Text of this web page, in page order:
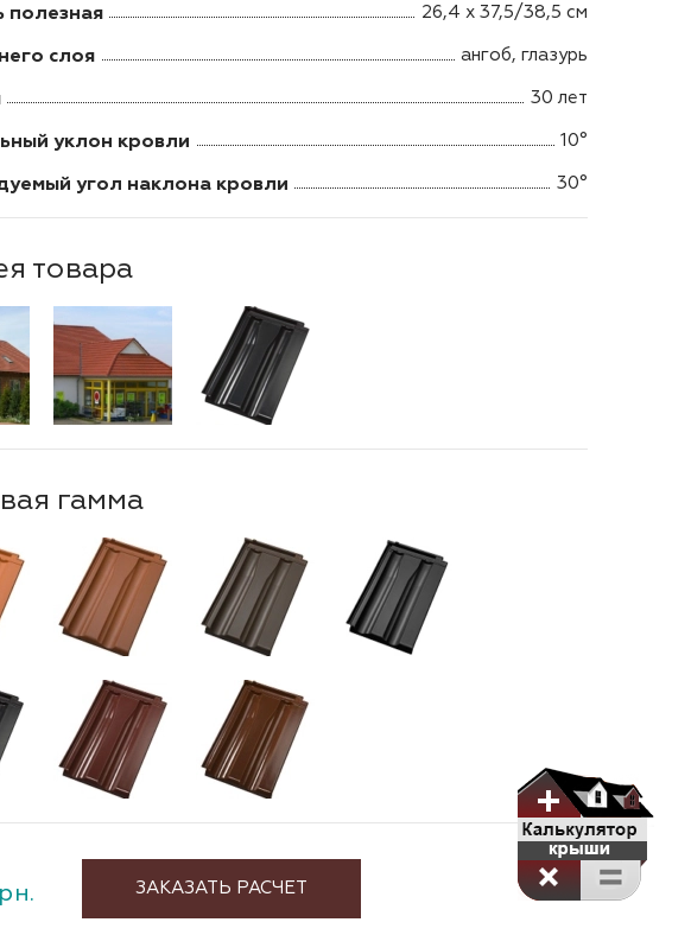
26,4 х 37,5/38,5 см
слоя ангоб, глазурь
30 лет
уклон кровли 10°
угол наклона кровли 30°
товара
гамма
ЗАКАЗАТЬ РАСЧЕТ